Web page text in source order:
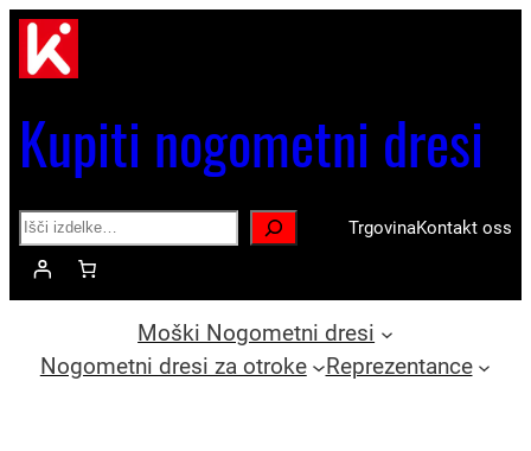
Kupiti nogometni dresi
Search TrgovinaKontakt oss
Moški Nogometni dresi
Nogometni dresi za otroke
Reprezentance